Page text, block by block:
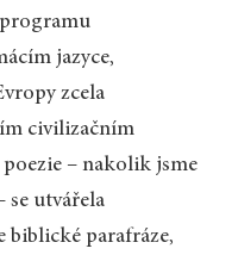
jazyce,
zcela
civilizačním
– nakolik jsme
se utvářela
biblické parafráze,